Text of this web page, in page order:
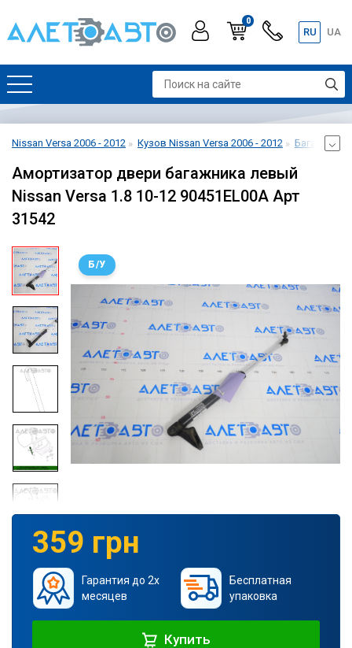
0
RU UA
Nissan Versa 2006 - 2012 Кузов Nissan Versa 2006 - 2012 Багажник
Амортизатор двери багажника левый
Nissan Versa 1.8 10-12 90451EL00A Арт
31542
Б/У
359 грн
Гарантия до 2х
месяцев
Бесплатная
упаковка
Купить